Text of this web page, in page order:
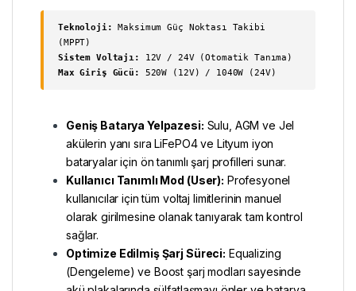
Teknoloji: Maksimum Güç Noktası Takibi
(MPPT)
Sistem Voltajı:
12V / 24V (Otomatik Tanıma)
Max Giriş Gücü:
520W (12V) / 1040W (24V)
Geniş Batarya Yelpazesi: Sulu, AGM ve Jel
akülerin yanı sıra LiFePO4 ve Lityum iyon
bataryalar için ön tanımlı şarj profilleri sunar.
Kullanıcı Tanımlı Mod (User): Profesyonel
kullanıcılar için tüm voltaj limitlerinin manuel
olarak girilmesine olanak tanıyarak tam kontrol
sağlar.
Optimize Edilmiş Şarj Süreci: Equalizing
(Dengeleme) ve Boost şarj modları sayesinde